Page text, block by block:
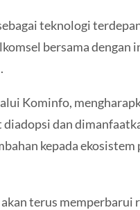
teknologi
bersama dengan
Kominfo,
dan
kepada
terus memperbarui